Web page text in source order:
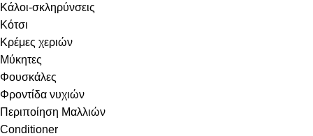
Κάλοι-σκληρύνσεις
Κότσι
Κρέμες χεριών
Μύκητες
Φουσκάλες
Φροντίδα νυχιών
Περιποίηση Μαλλιών
Conditioner